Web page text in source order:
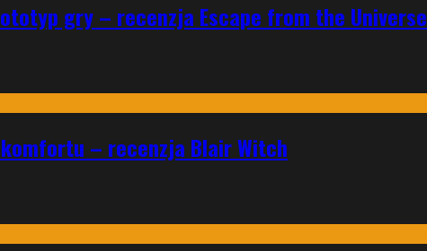
gry – recenzja Escape from the Universe
– recenzja Blair Witch